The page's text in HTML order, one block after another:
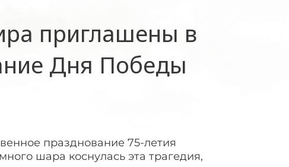
приглашены в
Дня Победы
празднование 75-летия
шара коснулась эта трагедия,